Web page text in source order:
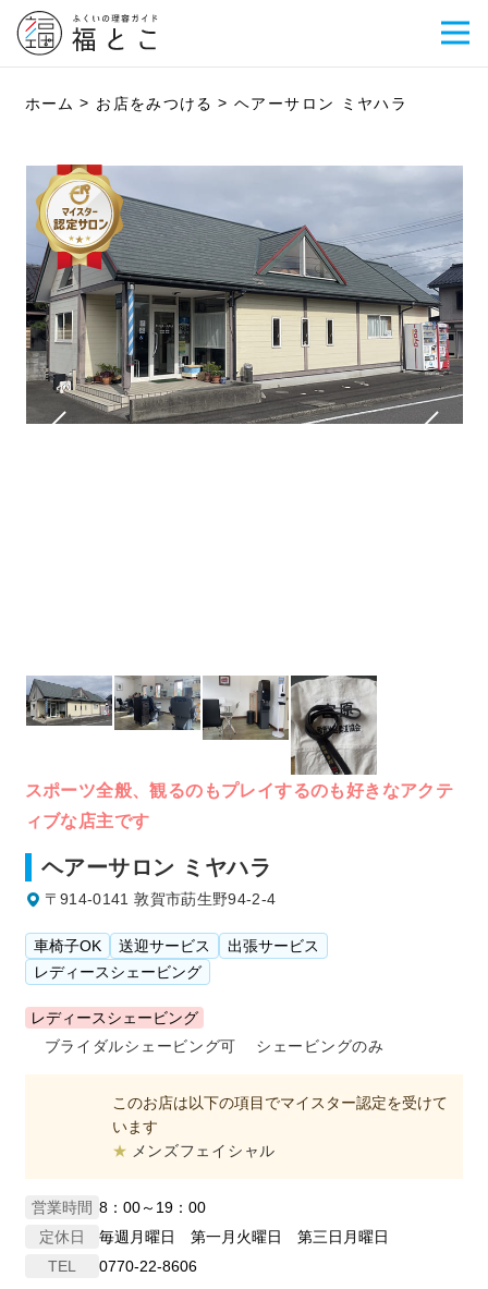
ホーム お店をみつける ヘアーサロン ミヤハラ
スポーツ全般、観るのもプレイするのも好きなアクテ
ィブな店主です
ヘアーサロン ミヤハラ
〒914-0141 敦賀市莇生野94-2-4
車椅子OK 送迎サービス
出張サービス
レディースシェービング
レディースシェービング
ブライダルシェービング可
シェービングのみ
このお店は以下の項目でマイスター認定を受けて
います
メンズフェイシャル
営業時間 8：00～19：00
定休日
毎週月曜日 第一月火曜日 第三日月曜日
TEL
0770-22-8606